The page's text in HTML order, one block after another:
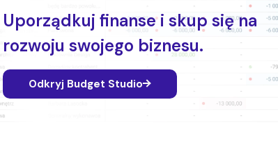
Uporządkuj finanse i skup się na
rozwoju swojego biznesu.
Odkryj Budget Studio